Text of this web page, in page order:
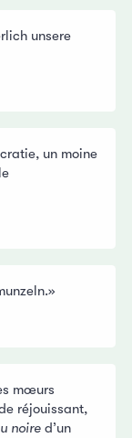
unsere
un moine
mœurs
réjouissant,
noire d’un